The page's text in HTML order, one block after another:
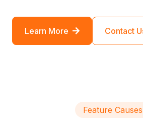
Learn More Contact
Feature Causes